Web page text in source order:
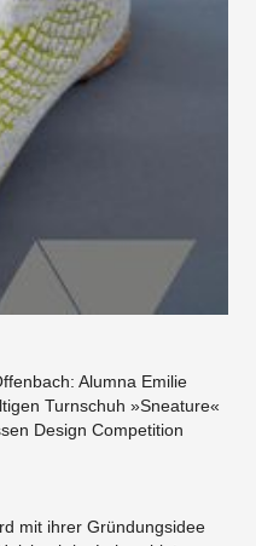
Alumna Emilie
Turnschuh »Sneature«
Design Competition
mit ihrer Gründungsidee